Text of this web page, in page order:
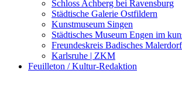
Schloss Achberg bei Ravensburg
Städtische Galerie Ostfildern
Kunstmuseum Singen
Städtisches Museum Engen im
Freundeskreis Badisches
Karlsruhe | ZKM
Feuilleton / Kultur-Redaktion